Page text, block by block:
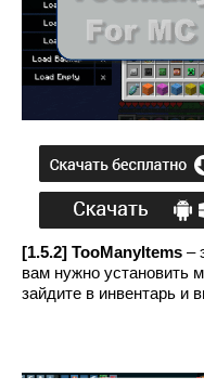
[1.5.2] TooManyItems –
вам нужно установить
зайдите в инвентарь и